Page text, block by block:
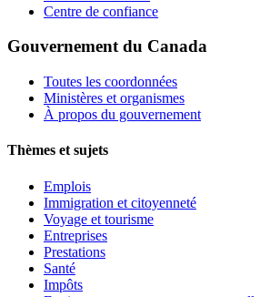
Centre de confiance
Gouvernement du Canada
Toutes les coordonnées
Ministères et organismes
À propos du gouvernement
Thèmes et sujets
Emplois
Immigration et citoyenneté
Voyage et tourisme
Entreprises
Prestations
Santé
Impôts